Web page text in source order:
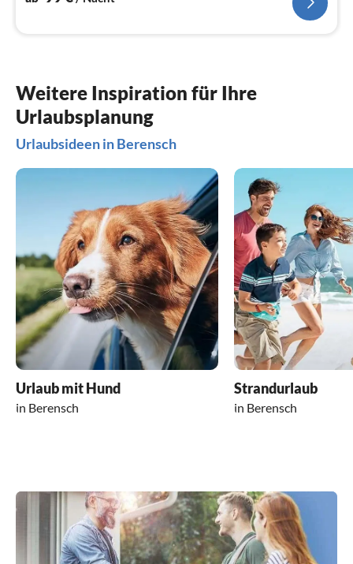
Weitere Inspiration für Ihre
Urlaubsplanung
Urlaubsideen in Berensch
Urlaub mit Hund
in Berensch
Strandurlaub
in Berensch